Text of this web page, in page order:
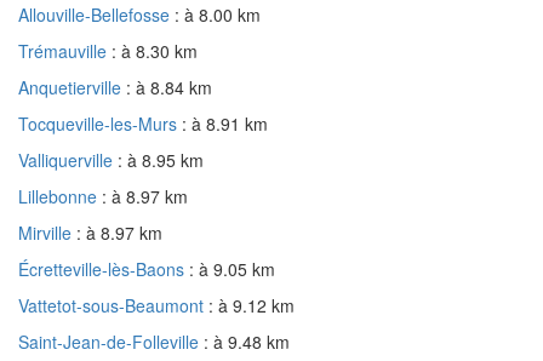
Allouville-Bellefosse : à 8.00 km
Trémauville : à 8.30 km
Anquetierville : à 8.84 km
Tocqueville-les-Murs : à 8.91 km
Valliquerville : à 8.95 km
Lillebonne : à 8.97 km
Mirville : à 8.97 km
Écretteville-lès-Baons : à 9.05 km
Vattetot-sous-Beaumont : à 9.12 km
Saint-Jean-de-Folleville : à 9.48 km